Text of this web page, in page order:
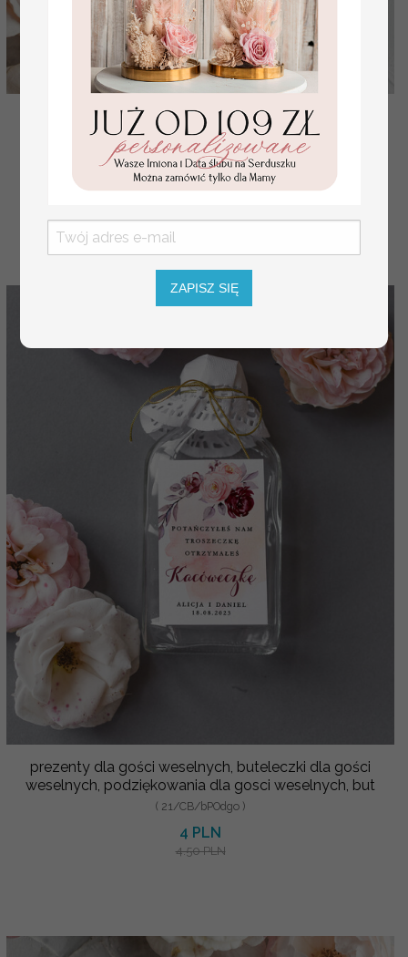
piękne podziękowania, butelka na nalewka prezent
dla gości weselnych, pomysł na prezent dla gości we
( 03/CBsz/bPOdgo )
4 PLN
prezenty dla gości weselnych, buteleczki dla gości
weselnych, podziękowania dla gosci weselnych, but
( 21/CB/bPOdgo )
4 PLN
4.50 PLN
ZAPISZ SIĘ